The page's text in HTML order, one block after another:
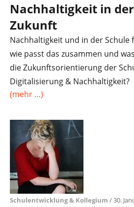
Nachhaltigkeit in
Zukunft ​
Nachhaltigkeit und in der Schule
wie passt das zusammen und
die Zukunftsorientierung der
Digitalisierung & Nachhaltigkeit?
(mehr …)
Schulentwicklung & Kollegium / 30.